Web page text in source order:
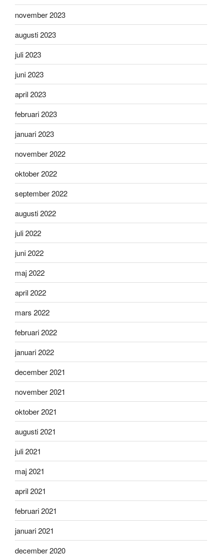
november 2023
augusti 2023
juli 2023
juni 2023
april 2023
februari 2023
januari 2023
november 2022
oktober 2022
september 2022
augusti 2022
juli 2022
juni 2022
maj 2022
april 2022
mars 2022
februari 2022
januari 2022
december 2021
november 2021
oktober 2021
augusti 2021
juli 2021
maj 2021
april 2021
februari 2021
januari 2021
december 2020